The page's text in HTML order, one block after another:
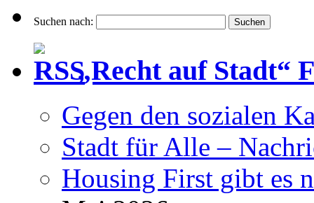
Suchen nach:
„Recht auf Stadt“
Gegen den sozialen
Stadt für Alle –
Housing First gibt es